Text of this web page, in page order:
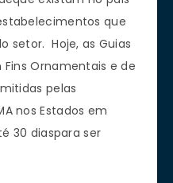
que
setor. Hoje, as Guias
Ornamentais e de
pelas
nos Estados em
30 diaspara ser